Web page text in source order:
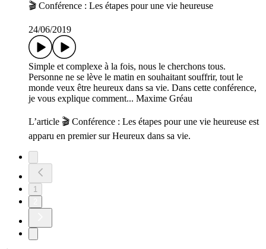
🎬 Conférence : Les étapes pour une vie heureuse
24/06/2019
Simple et complexe à la fois, nous le cherchons tous.
Personne ne se lève le matin en souhaitant souffrir, tout le
monde veux être heureux dans sa vie. Dans cette conférence,
je vous explique comment... Maxime Gréau
L’article 🎬 Conférence : Les étapes pour une vie heureuse est
apparu en premier sur Heureux dans sa vie.
1